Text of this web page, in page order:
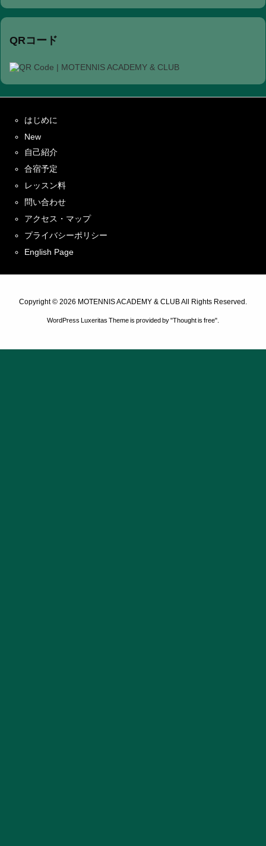
QRコード
はじめに
New
自己紹介
合宿予定
レッスン料
問い合わせ
アクセス・マップ
プライバシーポリシー
English Page
Copyright © 2026 MOTENNIS ACADEMY & CLUBAll Rights Reserved.
WordPress Luxeritas Theme is provided by "Thought is free".